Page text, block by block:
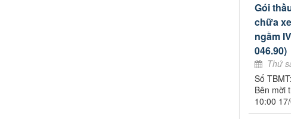
Gói
chữa
ngầm
046.90)
Thứ
Số
Bên mời
10:00